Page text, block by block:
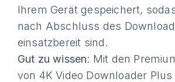
Ihrem Gerät gespeichert,
nach Abschluss des
einsatzbereit sind.
Gut zu wissen: Mit den
von 4K Video Downloader Plus